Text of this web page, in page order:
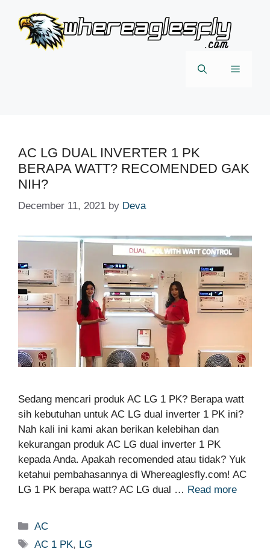
content
Menu
AC LG DUAL INVERTER 1 PK
BERAPA WATT? RECOMENDED GAK
NIH?
December 11, 2021 by Deva
Sedang mencari produk AC LG 1 PK? Berapa watt
sih kebutuhan untuk AC LG dual inverter 1 PK ini?
Nah kali ini kami akan berikan kelebihan dan
kekurangan produk AC LG dual inverter 1 PK
kepada Anda. Apakah recomended atau tidak? Yuk
ketahui pembahasannya di Whereaglesfly.com! AC
LG 1 PK berapa watt? AC LG dual … Read more
Categories
AC
Tags
AC 1 PK, LG